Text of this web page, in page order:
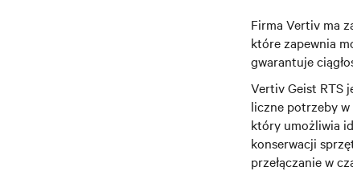
Firma Vertiv ma
które zapewnia
gwarantuje
Vertiv Geist RTS
liczne potrzeby w
który umożliwia
konserwacji
przełączanie w